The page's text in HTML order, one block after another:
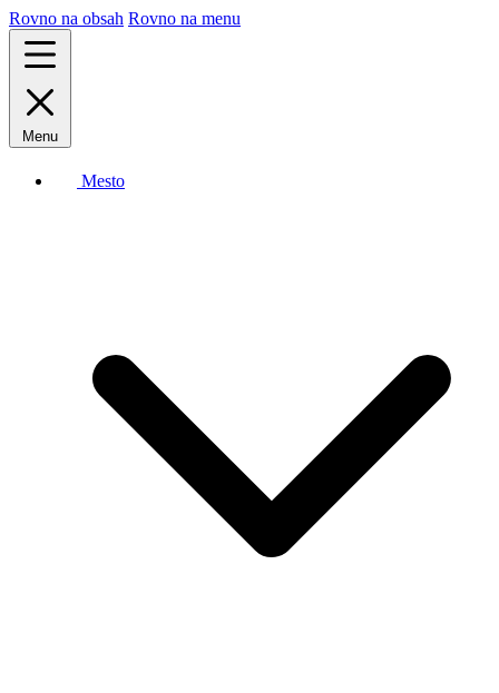
Rovno na obsah Rovno na menu
Menu
Mesto